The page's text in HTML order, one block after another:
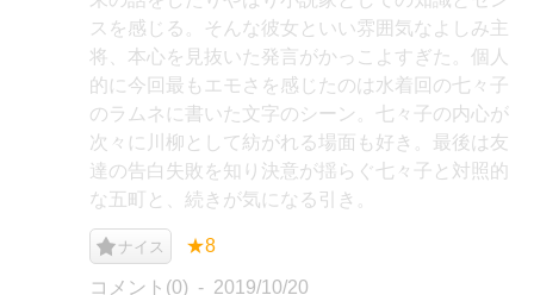
スを感じる。そんな彼女といい雰囲気なよしみ主
将、本心を見抜いた発言がかっこよすぎた。個人
的に今回最もエモさを感じたのは水着回の七々子
のラムネに書いた文字のシーン。七々子の内心が
次々に川柳として紡がれる場面も好き。最後は友
達の告白失敗を知り決意が揺らぐ七々子と対照的
な五町と、続きが気になる引き。
ナイス ★8
コメント(0) 2019/10/20